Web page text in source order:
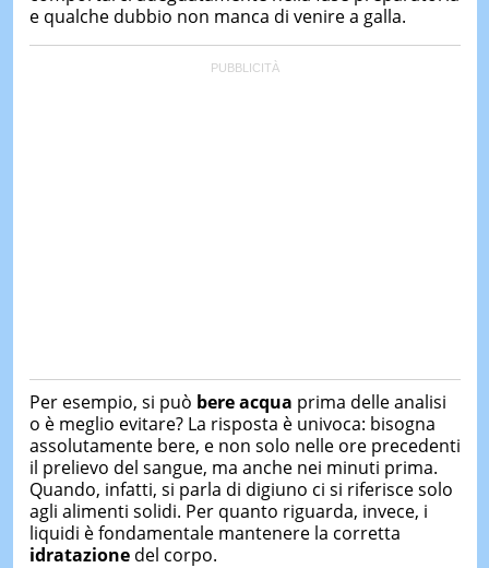
e qualche dubbio non manca di venire a galla.
Per esempio, si può bere acqua prima delle analisi
o è meglio evitare? La risposta è univoca: bisogna
assolutamente bere, e non solo nelle ore precedenti
il prelievo del sangue, ma anche nei minuti prima.
Quando, infatti, si parla di digiuno ci si riferisce solo
agli alimenti solidi. Per quanto riguarda, invece, i
liquidi è fondamentale mantenere la corretta
idratazionedel corpo.